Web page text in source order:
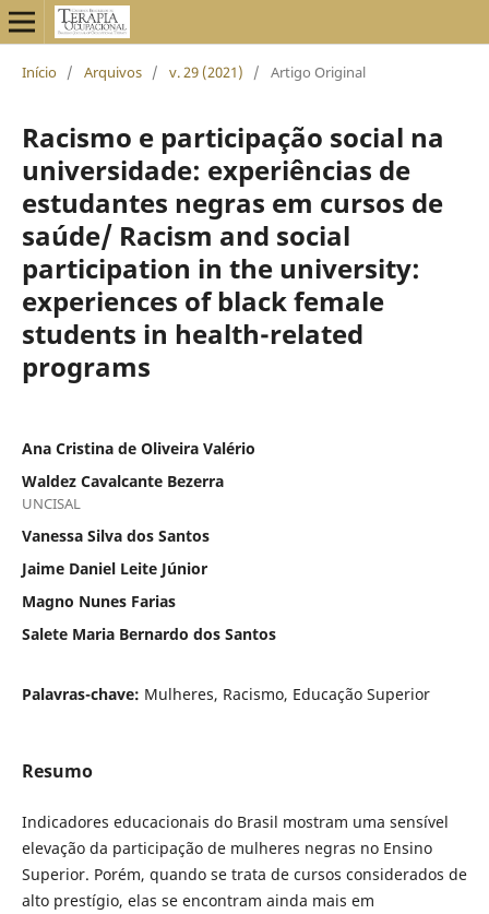
Início / Arquivos / v. 29 (2021) / Artigo Original
Racismo e participação social na
universidade: experiências de
estudantes negras em cursos de
saúde/ Racism and social
participation in the university:
experiences of black female
students in health-related
programs
Ana Cristina de Oliveira Valério
Waldez Cavalcante Bezerra
UNCISAL
Vanessa Silva dos Santos
Jaime Daniel Leite Júnior
Magno Nunes Farias
Salete Maria Bernardo dos Santos
Palavras-chave: Mulheres, Racismo, Educação Superior
Resumo
Indicadores educacionais do Brasil mostram uma sensível
elevação da participação de mulheres negras no Ensino
Superior. Porém, quando se trata de cursos considerados de
alto prestígio, elas se encontram ainda mais em